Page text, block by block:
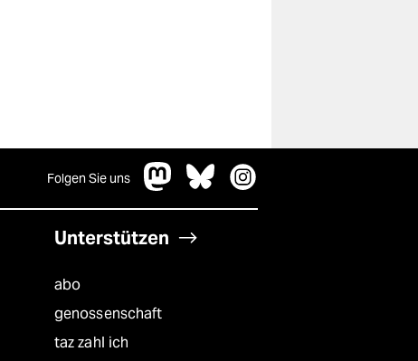
Folgen Sie uns
Unterstützen
abo
genossenschaft
taz zahl ich